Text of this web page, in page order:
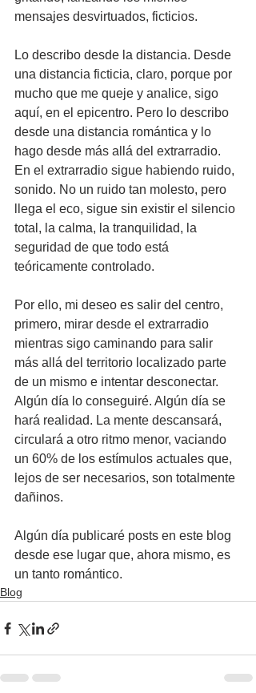
mensajes desvirtuados, ficticios.
Lo describo desde la distancia. Desde
una distancia ficticia, claro, porque por
mucho que me queje y analice, sigo
aquí, en el epicentro. Pero lo describo
desde una distancia romántica y lo
hago desde más allá del extrarradio.
En el extrarradio sigue habiendo ruido,
sonido. No un ruido tan molesto, pero
llega el eco, sigue sin existir el silencio
total, la calma, la tranquilidad, la
seguridad de que todo está
teóricamente controlado.
Por ello, mi deseo es salir del centro,
primero, mirar desde el extrarradio
mientras sigo caminando para salir
más allá del territorio localizado parte
de un mismo e intentar desconectar.
Algún día lo conseguiré. Algún día se
hará realidad. La mente descansará,
circulará a otro ritmo menor, vaciando
un 60% de los estímulos actuales que,
lejos de ser necesarios, son totalmente
dañinos.
Algún día publicaré posts en este blog
desde ese lugar que, ahora mismo, es
un tanto romántico.
Blog